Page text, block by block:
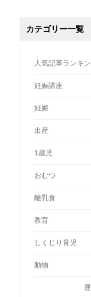
カテゴリー一覧
人気記事ランキ
妊娠講座
妊娠
出産
1歳児
おむつ
離乳食
教育
しくじり育児
動物